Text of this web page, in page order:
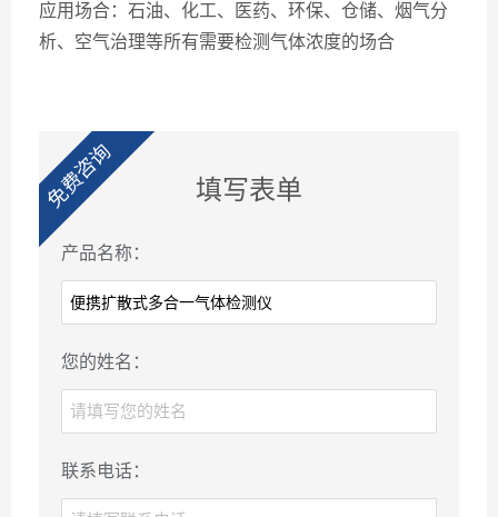
应用场合：石油、化工、医药、环保、仓储、烟气分
析、空气治理等所有需要检测气体浓度的场合
免费咨询 填写表单
产品名称：
您的姓名：
联系电话：